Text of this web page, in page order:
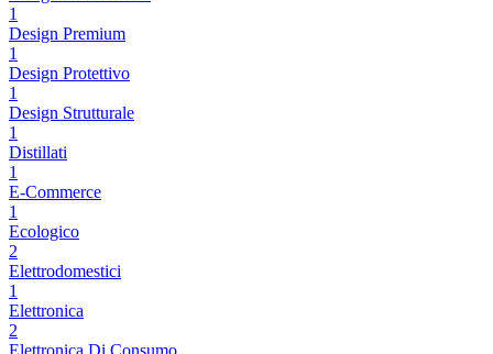
1
Design Premium
1
Design Protettivo
1
Design Strutturale
1
Distillati
1
E-Commerce
1
Ecologico
2
Elettrodomestici
1
Elettronica
2
Elettronica Di Consumo